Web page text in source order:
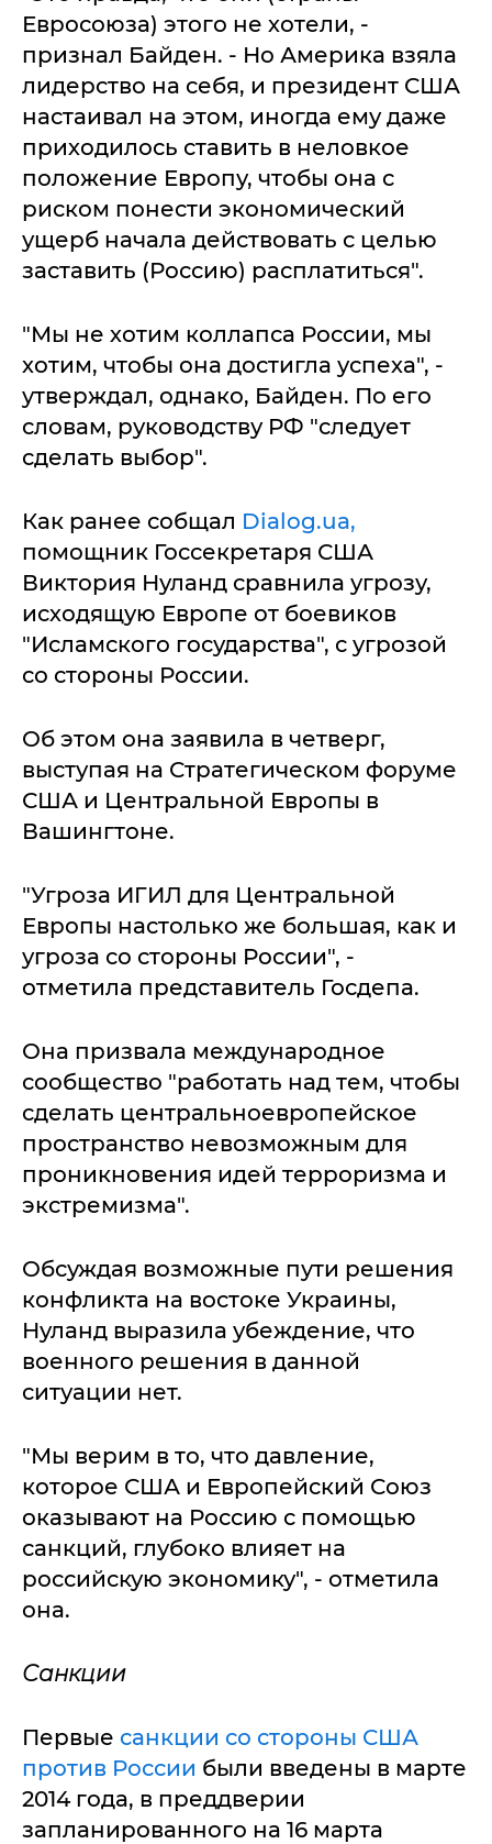
Евросоюза) этого не хотели, -
признал Байден. - Но Америка взяла
лидерство на себя, и президент США
настаивал на этом, иногда ему даже
приходилось ставить в неловкое
положение Европу, чтобы она с
риском понести экономический
ущерб начала действовать с целью
заставить (Россию) расплатиться".
"Мы не хотим коллапса России, мы
хотим, чтобы она достигла успеха", -
утверждал, однако, Байден. По его
словам, руководству РФ "следует
сделать выбор".
Как ранее собщал Dialog.ua,
помощник Госсекретаря США
Виктория Нуланд сравнила угрозу,
исходящую Европе от боевиков
"Исламского государства", с угрозой
со стороны России.
Об этом она заявила в четверг,
выступая на Стратегическом форуме
США и Центральной Европы в
Вашингтоне.
"Угроза ИГИЛ для Центральной
Европы настолько же большая, как и
угроза со стороны России", -
отметила представитель Госдепа.
Она призвала международное
сообщество "работать над тем, чтобы
сделать центральноевропейское
пространство невозможным для
проникновения идей терроризма и
экстремизма".
Обсуждая возможные пути решения
конфликта на востоке Украины,
Нуланд выразила убеждение, что
военного решения в данной
ситуации нет.
"Мы верим в то, что давление,
которое США и Европейский Союз
оказывают на Россию с помощью
санкций, глубоко влияет на
российскую экономику", - отметила
она.
Санкции
Первые санкции со стороны США
против России были введены в марте
2014 года, в преддверии
запланированного на 16 марта